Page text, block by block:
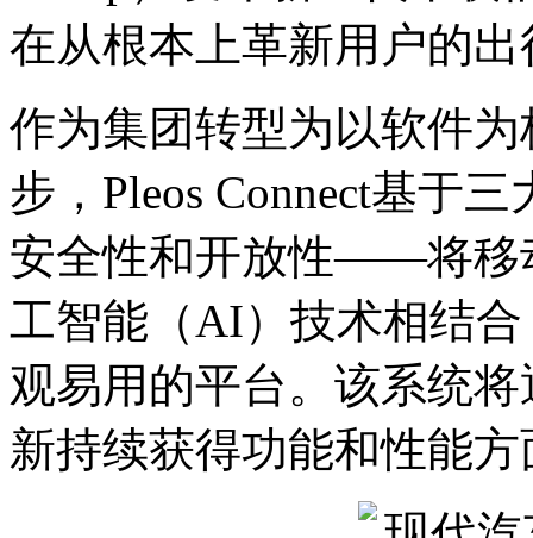
在从根本上革新用户的
作为集团转型为以软件
步，Pleos Connect基于
安全性和开放性——将移
工智能（AI）技术相结
观易用的平台。该系统
新持续获得功能和性能